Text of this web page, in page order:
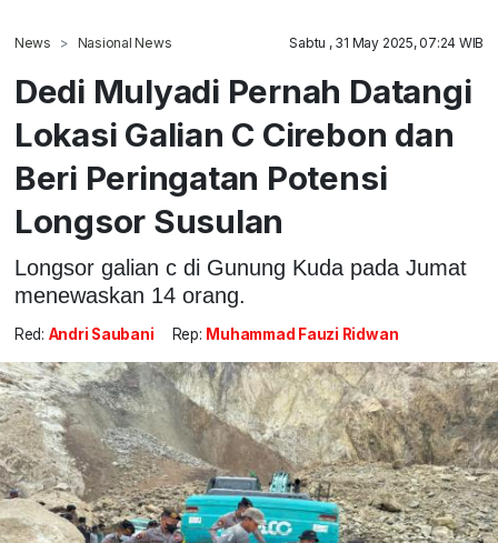
News Nasional News Sabtu , 31 May 2025, 07:24 WIB
Dedi Mulyadi Pernah Datangi
Lokasi Galian C Cirebon dan
Beri Peringatan Potensi
Longsor Susulan
Longsor galian c di Gunung Kuda pada Jumat
menewaskan 14 orang.
Red: Andri Saubani Rep: Muhammad Fauzi Ridwan